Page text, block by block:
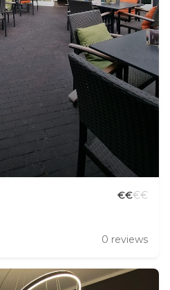
€€€€
0 reviews